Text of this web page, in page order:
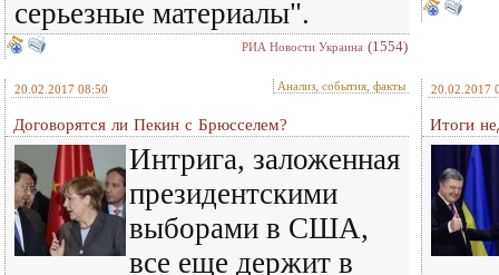
серьезные материалы".
РИА Новости Украина (1554)
20.02.2017 08:50 Анализ, события, факты
Договорятся ли Пекин с Брюсселем?
Интрига, заложенная
президентскими
выборами в США,
все еще держит в
20.02.2017
Итоги